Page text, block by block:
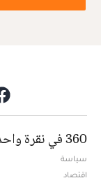
360 في نقرة واحدة
سياسة
اقتصاد